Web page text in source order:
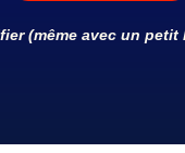
(même avec un petit